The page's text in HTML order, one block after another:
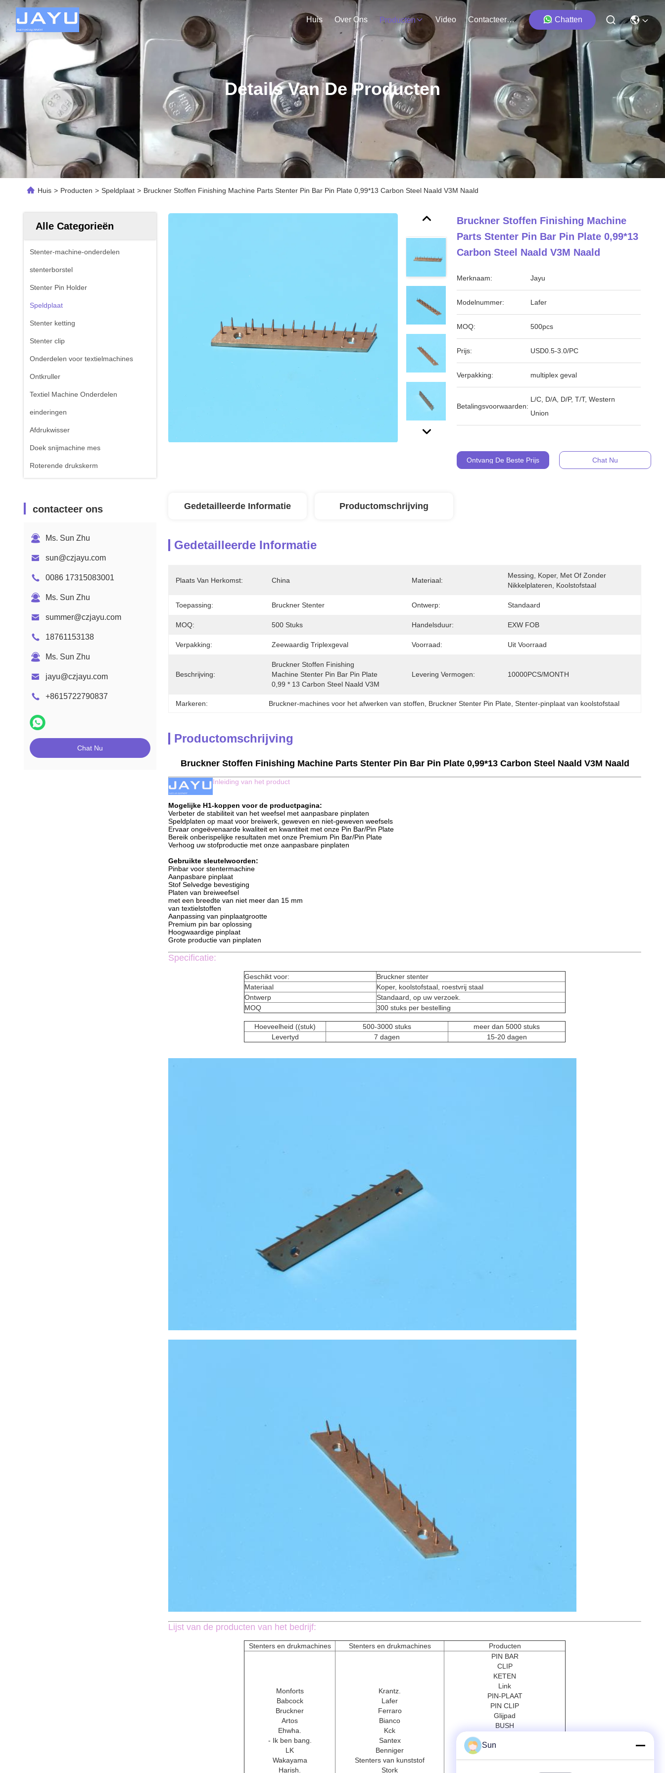
Huis Over Ons Producten Video Contacteer Ons Chatten
Details Van De Producten
Huis > Producten > Speldplaat > Bruckner Stoffen Finishing Machine Parts Stenter Pin Bar Pin Plate 0,99*13 Carbon Steel Naald V3M Naald
Alle Categorieën
Stenter-machine-onderdelen
stenterborstel
Stenter Pin Holder
Speldplaat
Stenter ketting
Stenter clip
Onderdelen voor textielmachines
Ontkruller
Textiel Machine Onderdelen
einderingen
Afdrukwisser
Doek snijmachine mes
Roterende drukskerm
contacteer ons
Ms. Sun Zhu
sun@czjayu.com
0086 17315083001
Ms. Sun Zhu
summer@czjayu.com
18761153138
Ms. Sun Zhu
jayu@czjayu.com
+8615722790837
Chat Nu
Bruckner Stoffen Finishing Machine
Parts Stenter Pin Bar Pin Plate 0,99*13
Carbon Steel Naald V3M Naald
Merknaam: Jayu
Modelnummer: Lafer
MOQ: 500pcs
Prijs: USD0.5-3.0/PC
Verpakking: multiplex geval
Betalingsvoorwaarden:
L/C, D/A, D/P, T/T, Western
Union
Ontvang De Beste Prijs Chat Nu
Gedetailleerde Informatie Productomschrijving
Gedetailleerde Informatie
Plaats Van Herkomst: China Materiaal:
Messing, Koper, Met Of Zonder
Nikkelplateren, Koolstofstaal
Toepassing: Bruckner Stenter Ontwerp: Standaard
MOQ: 500 Stuks Handelsduur: EXW FOB
Verpakking: Zeewaardig Triplexgeval Voorraad: Uit Voorraad
Beschrijving:
Bruckner Stoffen Finishing
Machine Stenter Pin Bar Pin Plate
0,99 * 13 Carbon Steel Naald V3M
Levering Vermogen: 10000PCS/MONTH
Markeren: Bruckner-machines voor het afwerken van stoffen Bruckner Stenter Pin Plate , Stenter-pinplaat van koolstofstaal
Productomschrijving
Bruckner Stoffen Finishing Machine Parts Stenter Pin Bar Pin Plate 0,99*13 Carbon Steel Naald V3M Naald
Inleiding van het product
Mogelijke H1-koppen voor de productpagina:
Verbeter de stabiliteit van het weefsel met aanpasbare pinplaten
Speldplaten op maat voor breiwerk, geweven en niet-geweven weefsels
Ervaar ongeëvenaarde kwaliteit en kwantiteit met onze Pin Bar/Pin Plate
Bereik onberispelijke resultaten met onze Premium Pin Bar/Pin Plate
Verhoog uw stofproductie met onze aanpasbare pinplaten
Gebruikte sleutelwoorden:
Pinbar voor stentermachine
Aanpasbare pinplaat
Stof Selvedge bevestiging
Platen van breiweefsel
met een breedte van niet meer dan 15 mm
van textielstoffen
Aanpassing van pinplaatgrootte
Premium pin bar oplossing
Hoogwaardige pinplaat
Grote productie van pinplaten
Specificatie:
Geschikt voor:
Bruckner stenter
Materiaal
Koper, koolstofstaal, roestvrij staal
Ontwerp
Standaard, op uw verzoek.
MOQ
300 stuks per bestelling
Hoeveelheid ((stuk) 500-3000 stuks
meer dan 5000 stuks
Levertyd
7 dagen 15-20 dagen
Lijst van de producten van het bedrijf:
Stenters en drukmachines Stenters en drukmachines Producten
Monforts
Babcock
Bruckner
Artos
Ehwha.
- Ik ben bang.
LK
Wakayama
Harish.
Krantz.
Lafer
Ferraro
Bianco
Kck
Santex
Benniger
Stenters van kunststof
Stork
PIN BAR
CLIP
KETEN
Link
PIN-PLAAT
PIN CLIP
Glijpad
BUSH
Invoer
Sun